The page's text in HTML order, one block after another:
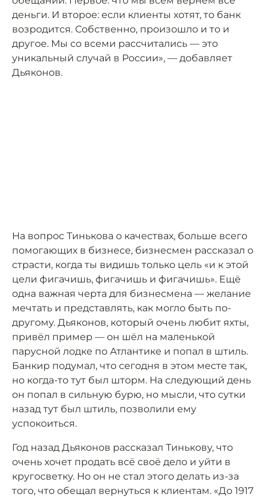
деньги. И второе: если клиенты хотят, то банк
возродится. Собственно, произошло и то и
другое. Мы со всеми рассчитались — это
уникальный случай в России», — добавляет
Дьяконов.
На вопрос Тинькова о качествах, больше всего
помогающих в бизнесе, бизнесмен рассказал о
страсти, когда ты видишь только цель «и к этой
цели фигачишь, фигачишь и фигачишь». Ещё
одна важная черта для бизнесмена — желание
мечтать и представлять, как могло быть по-
другому. Дьяконов, который очень любит яхты,
привёл пример — он шёл на маленькой
парусной лодке по Атлантике и попал в штиль.
Банкир подумал, что сегодня в этом месте так,
но когда-то тут был шторм. На следующий день
он попал в сильную бурю, но мысли, что сутки
назад тут был штиль, позволили ему
успокоиться.
Год назад Дьяконов рассказал Тинькову, что
очень хочет продать всё своё дело и уйти в
кругосветку. Но он не стал этого делать из-за
того, что обещал вернуться к клиентам. «До 1917